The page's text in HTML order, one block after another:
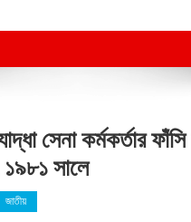
সেনা কর্মকর্তার
সালে
জাতীয়